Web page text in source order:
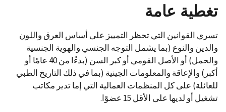
تغطية عامة
تسري القوانين التي تحظر التمييز على أساس العرق واللون
والدين والنوع (بما يشمل التوجه الجنسي والهوية الجنسية
والحمل) أو الأصل القومي أو كبر السن (بدءًا من 40 عامًا أو
أكبر) والإعاقة والمعلومات الجينية (بما في ذلك التاريخ الطبي
للعائلة) على كل المنظمات العمالية التي إما تدير مكاتب
تشغيل أو لديها على الأقل 15 عضوًا.